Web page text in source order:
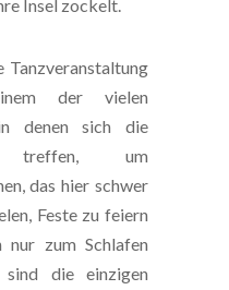
Insel zockelt.
Tanzveranstaltung
der vielen
in denen sich die
treffen, um
das hier schwer
Feste zu feiern
nur zum Schlafen
die einzigen